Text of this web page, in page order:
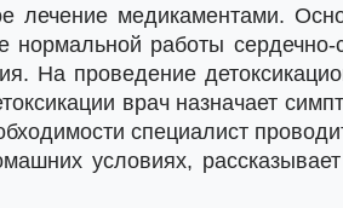
лечение медикаментами.
работы
На проведение
врач назначает
специалист
условиях,